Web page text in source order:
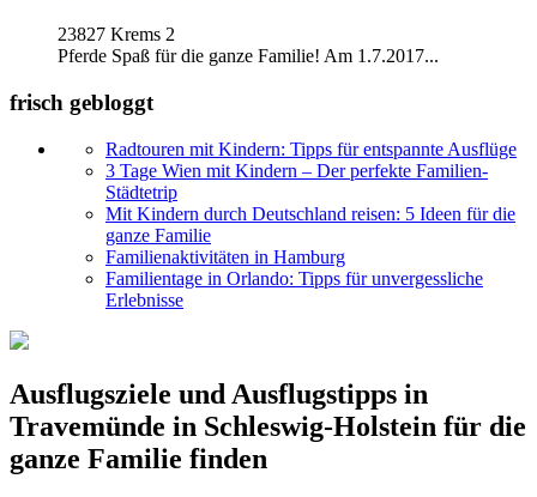
23827 Krems 2
Pferde Spaß für die ganze Familie! Am 1.7.2017...
frisch gebloggt
Radtouren mit Kindern: Tipps für entspannte Ausflüge
3 Tage Wien mit Kindern – Der perfekte Familien-
Städtetrip
Mit Kindern durch Deutschland reisen: 5 Ideen für die
ganze Familie
Familienaktivitäten in Hamburg
Familientage in Orlando: Tipps für unvergessliche
Erlebnisse
Ausflugsziele und Ausflugstipps in
Travemünde in Schleswig-Holstein für die
ganze Familie finden